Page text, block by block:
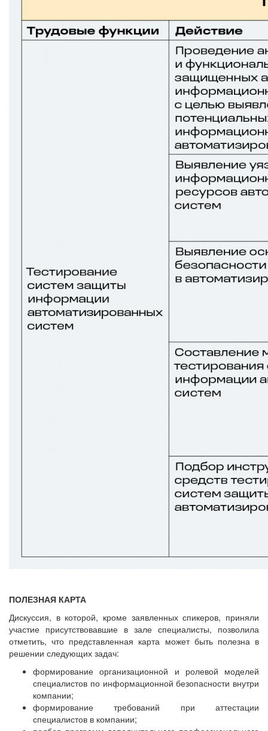
ПОЛЕЗНАЯ КАРТА
Дискуссия, в которой, кроме заявленных спикеров, приняли
участие присутствовавшие в зале специалисты, позволила
отметить, что представленная карта может быть полезна в
решении следующих задач:
формирование организационной и ролевой моделей
специалистов по информационной безопасности внутри
компании;
формирование требований при аттестации
специалистов в компании;